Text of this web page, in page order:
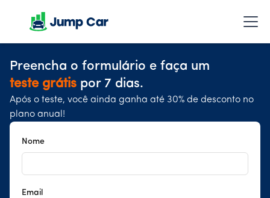
Preencha o formulário e faça um
teste grátis por 7 dias.
Após o teste, você ainda ganha até 30% de desconto no
plano anual!
Nome
Email